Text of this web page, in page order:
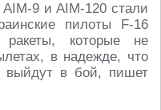
9 и AIM-120 стали
пилоты F-16
которые не
в надежде, что
выйдут в бой, пишет